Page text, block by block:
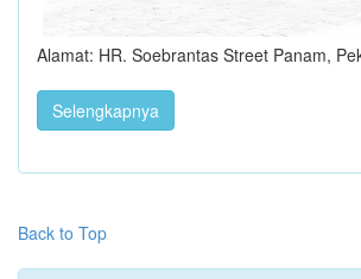
Alamat: HR. Soebrantas Street Panam,
Selengkapnya
Back to Top